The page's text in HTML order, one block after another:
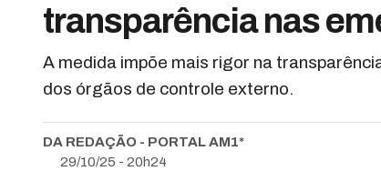
transparência nas
A medida impõe mais rigor na
dos órgãos de controle externo.
DA REDAÇÃO - PORTAL AM1*
29/10/25 - 20h24